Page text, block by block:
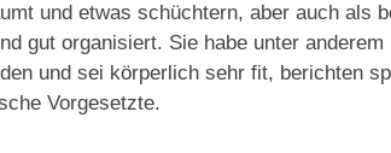
und etwas schüchtern, aber auch als
gut organisiert. Sie habe unter anderem
und sei körperlich sehr fit, berichten
Vorgesetzte.